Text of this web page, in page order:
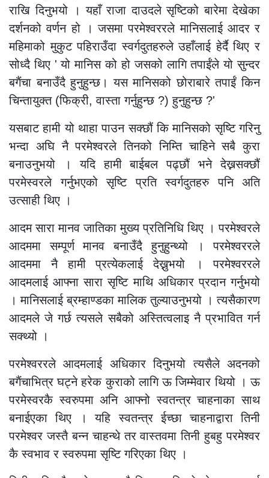
राखि दिनुभयो । यहाँ राजा दाउदले सृष्टिको बारेमा देखेका
दर्शनको वर्णन हो । जसमा परमेश्वररले मानिसलाई आदर र
महिमाको मुकुट पहिराउँदा स्वर्गदुतहरुले उहाँलाई हेर्दै थिए र
सोध्दै थिए ' यो मानिस को हो जसको लागि तपाईंले यो सुन्दर
बगैंचा बनाउँदै हुनुहुन्छ। यस मानिसको छोराबारे तपाईं किन
चिन्तायुक्त (फिक्री, वास्ता गर्नुहुन्छ ?) हुनुहुन्छ ?'
यसबाट हामी यो थाहा पाउन सक्छौं कि मानिसको सृष्टि गरिनु
भन्दा अघि नै परमेश्वरले तिनको निम्ति चाहिने सबै कुरा
बनाउनुभयो । यदि हामी बाईबल पढ्छौं भने देख्नसक्छौं
परमेस्वरले गर्नुभएको सृष्टि प्रति स्वर्गदुतहरु पनि अति
उत्साही थिए ।
आदम सारा मानव जातिका मुख्य प्रतिनिधि थिए । परमेश्वरले
आदममा सम्पूर्ण मानव बनाउँदै हुनुहुन्थ्यो । परमेश्वररले
आदममा नै हामी प्रत्येकलाई देख्नुभयो । परमेश्वररले
आदमलाई आफ्ना सारा सृष्टि माथि अधिकार प्रदान गर्नुभयो
। मानिसलाई ब्रम्हाण्डका मालिक तुल्याउनुभयो । त्यसैकारण
आदमले जे गर्छ त्यसले सबैको अस्तित्वलाइ नै प्रभावित गर्न
सक्थ्यो ।
परमेश्वररले आदमलाई अधिकार दिनुभयो त्यसैले अदनको
बगैंचाभित्र घट्ने हरेक कुराको लागि ऊ जिम्मेवार थियो । ऊ
परमेस्वरकै स्वरुपमा अनि आफ्नो स्वतन्त्र चाहनाका साथ
बनाईएका थिए । यहि स्वतन्त्र ईच्छा चाहनाद्वारा तिनी
परमेश्वर जस्तै बन्न चाहन्थे तर वास्तवमा तिनी हुबहु परमेश्वर
कै स्वभाव र स्वरुपमा सृष्टि गरिएका थिए ।